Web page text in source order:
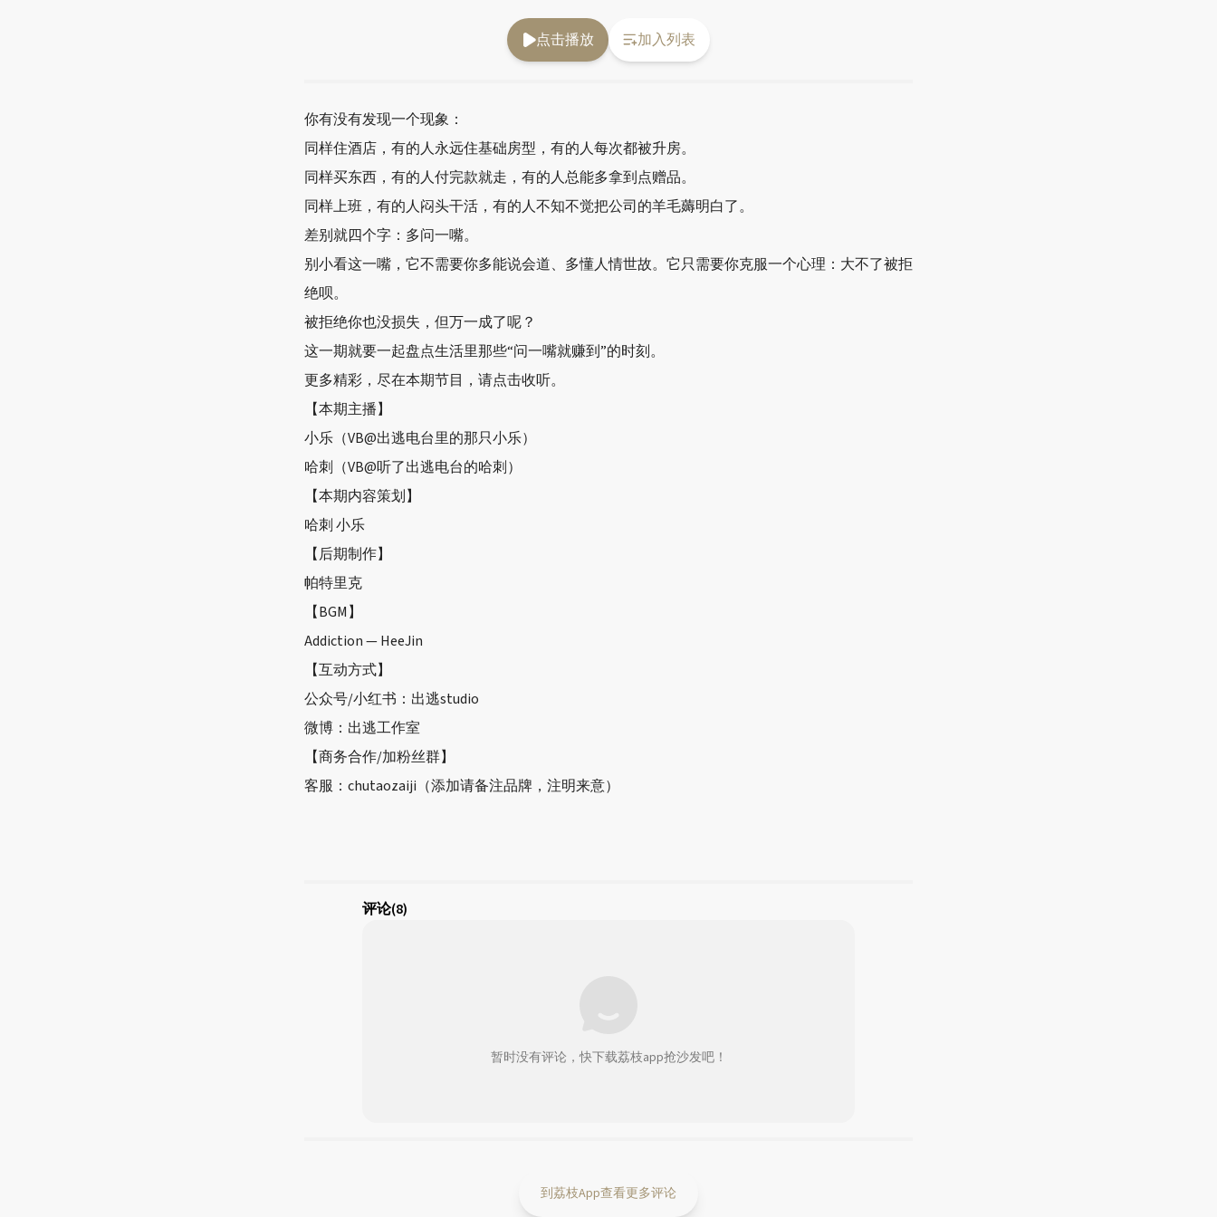
点击播放 加入列表
你有没有发现一个现象：
同样住酒店，有的人永远住基础房型，有的人每次都被升房。
同样买东西，有的人付完款就走，有的人总能多拿到点赠品。
同样上班，有的人闷头干活，有的人不知不觉把公司的羊毛薅明白了。
差别就四个字：多问一嘴。
别小看这一嘴，它不需要你多能说会道、多懂人情世故。它只需要你克服一个心理：大不了被拒
绝呗。
被拒绝你也没损失，但万一成了呢？
这一期就要一起盘点生活里那些“问一嘴就赚到”的时刻。
更多精彩，尽在本期节目，请点击收听。
【本期主播】
小乐（VB@出逃电台里的那只小乐）
哈刺（VB@听了出逃电台的哈刺）
【本期内容策划】
哈刺 小乐
【后期制作】
帕特里克
【BGM】
Addiction—HeeJin
【互动方式】
公众号/小红书：出逃studio
微博：出逃工作室
【商务合作/加粉丝群】
客服： chutaozaiji （添加请备注品牌，注明来意）
评论(8)
暂时没有评论，快下载荔枝app抢沙发吧！
到荔枝App查看更多评论